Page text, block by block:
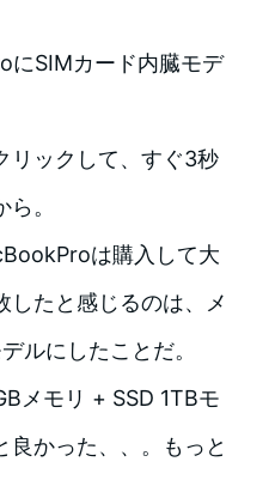
にSIMカード内臓モデ
リックして、すぐ3秒
。
は購入して大
したと感じるのは、メ
ルにしたことだ。
メモリ + SSD 1TBモ
良かった、、。もっと